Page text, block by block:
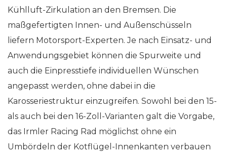
Kühlluft-Zirkulation an den Bremsen. Die
maßgefertigten Innen- und Außenschüsseln
liefern Motorsport-Experten. Je nach Einsatz- und
Anwendungsgebiet können die Spurweite und
auch die Einpresstiefe individuellen Wünschen
angepasst werden, ohne dabei in die
Karosseriestruktur einzugreifen. Sowohl bei den 15-
als auch bei den 16-Zoll-Varianten galt die Vorgabe,
das Irmler Racing Rad möglichst ohne ein
Umbördeln der Kotflügel-Innenkanten verbauen